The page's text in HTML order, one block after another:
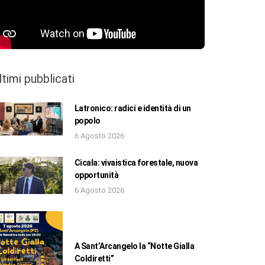
pubblicati
Latronico: radici e identità di un
popolo
6 Agosto 2026
Cicala: vivaistica forestale, nuova
opportunità
6 Agosto 2026
A Sant’Arcangelo la “Notte Gialla
Coldiretti”